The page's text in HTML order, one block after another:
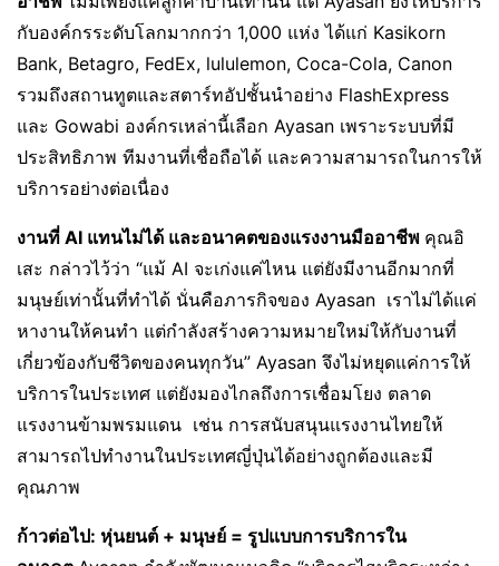
กับองค์กรระดับโลกมากกว่า 1,000 แห่ง ได้แก่ Kasikorn
Bank, Betagro, FedEx, lululemon, Coca-Cola, Canon
รวมถึงสถานทูตและสตาร์ทอัปชั้นนำอย่าง FlashExpress
และ Gowabi องค์กรเหล่านี้เลือก Ayasan เพราะระบบที่มี
ประสิทธิภาพ ทีมงานที่เชื่อถือได้ และความสามารถในการให้
บริการอย่างต่อเนื่อง
งานที่ AI แทนไม่ได้ และอนาคตของแรงงานมืออาชีพ คุณอิ
เสะ กล่าวไว้ว่า “แม้ AI จะเก่งแค่ไหน แต่ยังมีงานอีกมากที่
มนุษย์เท่านั้นที่ทำได้ นั่นคือภารกิจของ Ayasan เราไม่ได้แค่
หางานให้คนทำ แต่กำลังสร้างความหมายใหม่ให้กับงานที่
เกี่ยวข้องกับชีวิตของคนทุกวัน” Ayasan จึงไม่หยุดแค่การให้
บริการในประเทศ แต่ยังมองไกลถึงการเชื่อมโยง ตลาด
แรงงานข้ามพรมแดน เช่น การสนับสนุนแรงงานไทยให้
สามารถไปทำงานในประเทศญี่ปุ่นได้อย่างถูกต้องและมี
คุณภาพ
ก้าวต่อไป: หุ่นยนต์ + มนุษย์ = รูปแบบการบริการใน